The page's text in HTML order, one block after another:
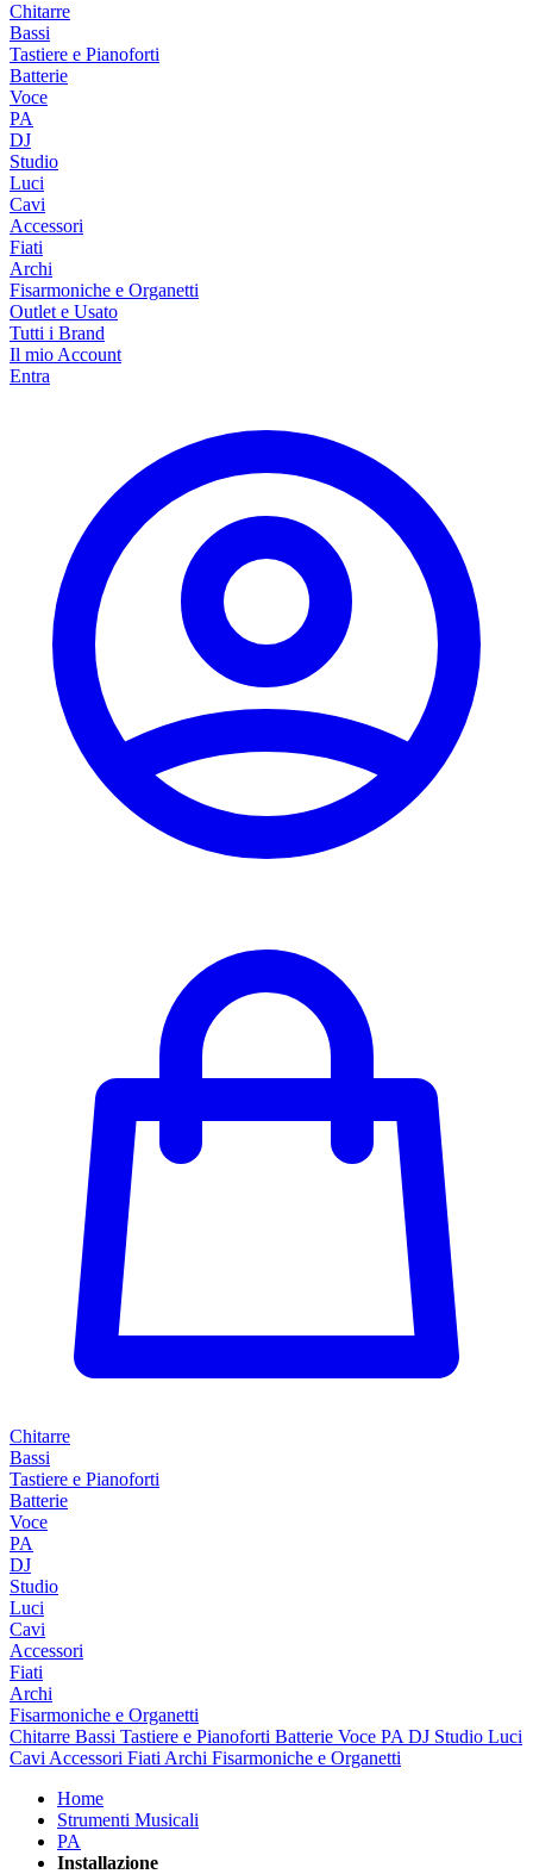
Chitarre
Bassi
Tastiere e Pianoforti
Batterie
Voce
PA
DJ
Studio
Luci
Cavi
Accessori
Fiati
Archi
Fisarmoniche e Organetti
Outlet e Usato
Tutti i Brand
Il mio Account
Entra
Chitarre
Bassi
Tastiere e Pianoforti
Batterie
Voce
PA
DJ
Studio
Luci
Cavi
Accessori
Fiati
Archi
Fisarmoniche e Organetti
Chitarre Bassi Tastiere e Pianoforti Batterie Voce PA DJ Studio Luci
Cavi Accessori Fiati Archi Fisarmoniche e Organetti
Home
Strumenti Musicali
PA
Installazione